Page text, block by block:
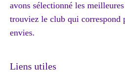
avons sélectionné les
trouviez le club qui correspond
envies.
Liens utiles